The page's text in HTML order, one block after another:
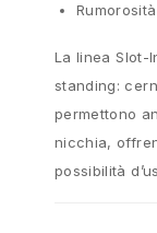
La linea Slot-
standing:
permettono
nicchia,
possibilità